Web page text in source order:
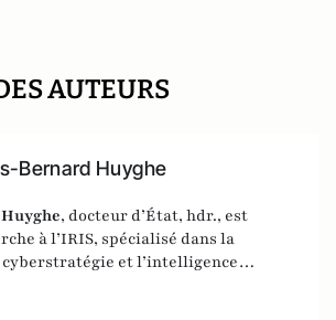
AUTEURS
Bernard Huyghe
, docteur d’État, hdr., est
à l’IRIS, spécialisé dans la
et l’intelligence
livres : « L’art de la guerre
2021) et « Fake news Manip, infox et